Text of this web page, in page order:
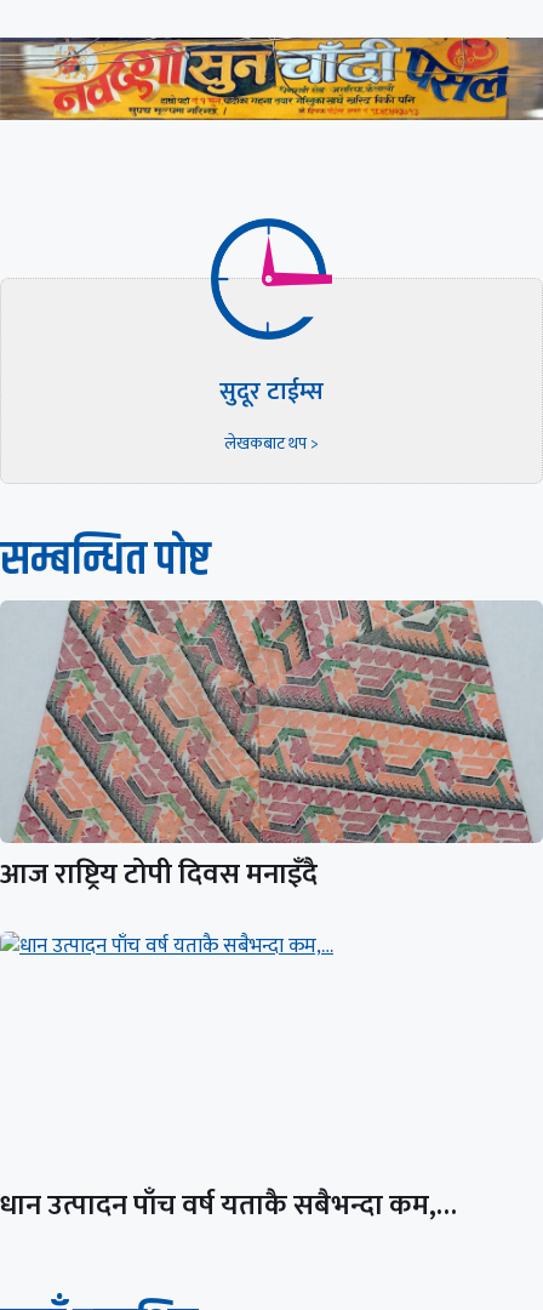
सुदूर टाईम्स
लेखकबाट थप >
सम्बन्धित पाेष्ट
आज राष्ट्रिय टोपी दिवस मनाइँदै
धान उत्पादन पाँच वर्ष यताकै सबैभन्दा कम,…